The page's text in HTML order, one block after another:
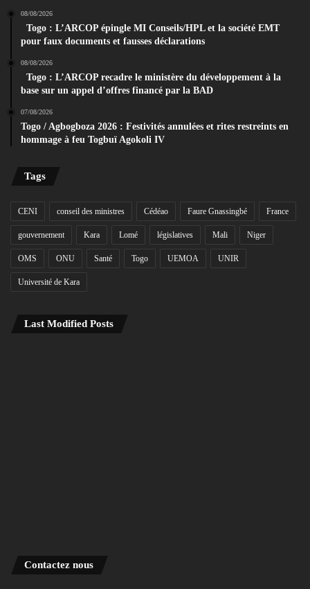
08/08/2026
Togo : L’ARCOP épingle MI Conseils/HPL et la société EMT
pour faux documents et fausses déclarations
08/08/2026
Togo : L’ARCOP recadre le ministère du développement à la
base sur un appel d’offres financé par la BAD
07/08/2026
Togo / Agbogboza 2026 : Festivités annulées et rites restreints en
hommage à feu Togbuï Agokoli IV
Tags
CENI conseil des ministres Cédéao Faure Gnassingbé France
gouvernement Kara Lomé législatives Mali Niger
OMS ONU Santé Togo UEMOA UNIR
Université de Kara
Last Modified Posts
Contactez nous